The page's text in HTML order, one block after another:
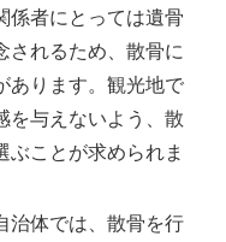
係者にとっては遺骨
されるため、散骨に
あります。観光地で
を与えないよう、散
ぶことが求められま
治体では、散骨を行